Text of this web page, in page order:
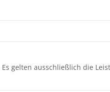
gelten ausschließlich die